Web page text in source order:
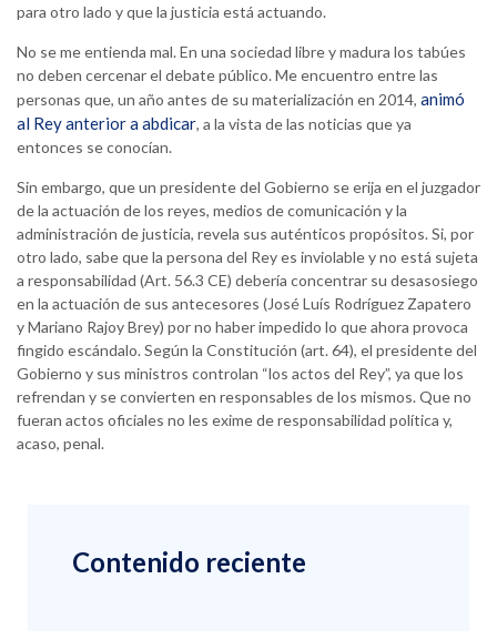
para otro lado y que la justicia está actuando.
No se me entienda mal. En una sociedad libre y madura los tabúes
no deben cercenar el debate público. Me encuentro entre las
personas que, un año antes de su materialización en 2014, animó
al Rey anterior a abdicar, a la vista de las noticias que ya
entonces se conocían.
Sin embargo, que un presidente del Gobierno se erija en el juzgador
de la actuación de los reyes, medios de comunicación y la
administración de justicia, revela sus auténticos propósitos. Si, por
otro lado, sabe que la persona del Rey es inviolable y no está sujeta
a responsabilidad (Art. 56.3 CE) debería concentrar su desasosiego
en la actuación de sus antecesores (José Luís Rodríguez Zapatero
y Mariano Rajoy Brey) por no haber impedido lo que ahora provoca
fingido escándalo. Según la Constitución (art. 64), el presidente del
Gobierno y sus ministros controlan “los actos del Rey”, ya que los
refrendan y se convierten en responsables de los mismos. Que no
fueran actos oficiales no les exime de responsabilidad política y,
acaso, penal.
Contenido reciente